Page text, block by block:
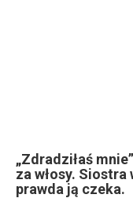
„Zdradziłaś
za włosy. Siostra
prawda ją czeka.